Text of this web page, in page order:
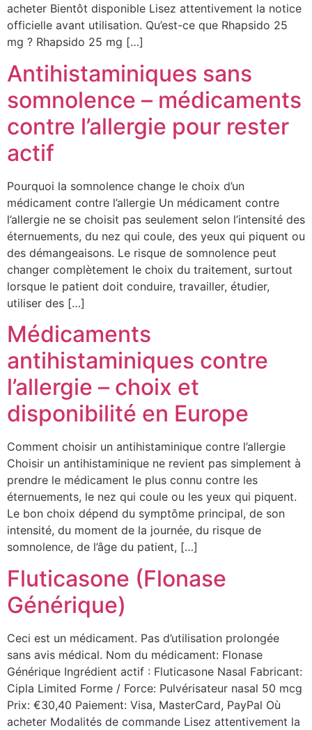
acheter Bientôt disponible Lisez attentivement la notice
officielle avant utilisation. Qu’est-ce que Rhapsido 25
mg ? Rhapsido 25 mg […]
Antihistaminiques sans
somnolence – médicaments
contre l’allergie pour rester
actif
Pourquoi la somnolence change le choix d’un
médicament contre l’allergie Un médicament contre
l’allergie ne se choisit pas seulement selon l’intensité des
éternuements, du nez qui coule, des yeux qui piquent ou
des démangeaisons. Le risque de somnolence peut
changer complètement le choix du traitement, surtout
lorsque le patient doit conduire, travailler, étudier,
utiliser des […]
Médicaments
antihistaminiques contre
l’allergie – choix et
disponibilité en Europe
Comment choisir un antihistaminique contre l’allergie
Choisir un antihistaminique ne revient pas simplement à
prendre le médicament le plus connu contre les
éternuements, le nez qui coule ou les yeux qui piquent.
Le bon choix dépend du symptôme principal, de son
intensité, du moment de la journée, du risque de
somnolence, de l’âge du patient, […]
Fluticasone (Flonase
Générique)
Ceci est un médicament. Pas d’utilisation prolongée
sans avis médical. Nom du médicament: Flonase
Générique Ingrédient actif : Fluticasone Nasal Fabricant:
Cipla Limited Forme / Force: Pulvérisateur nasal 50 mcg
Prix: €30,40 Paiement: Visa, MasterCard, PayPal Où
acheter Modalités de commande Lisez attentivement la